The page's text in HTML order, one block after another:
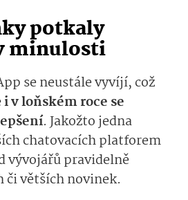
potkaly
minulosti
se neustále vyvíjí, což
i v loňském roce se
. Jakožto jedna
chatovacích platforem
vývojářů pravidelně
či větších novinek.